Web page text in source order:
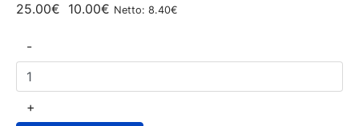
25.00€ 10.00€ Netto: 8.40€
-
+